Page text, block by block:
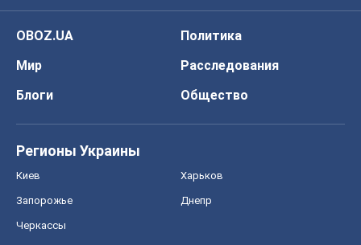
OBOZ.UA
Политика
Мир
Расследования
Блоги
Общество
Регионы Украины
Киев Харьков
Запорожье Днепр
Черкассы